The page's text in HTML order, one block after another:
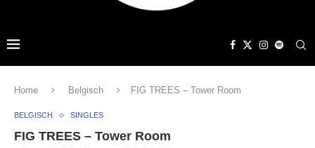
Home Belgisch FIG TREES – Tower Room
BELGISCH SINGLES
FIG TREES – Tower Room